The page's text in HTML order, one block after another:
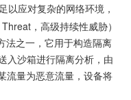
以应对复杂的网络环境，
，高级持续性威胁）
法之一，它用于构造隔离
入沙箱进行隔离分析，由
流量为恶意流量，设备将